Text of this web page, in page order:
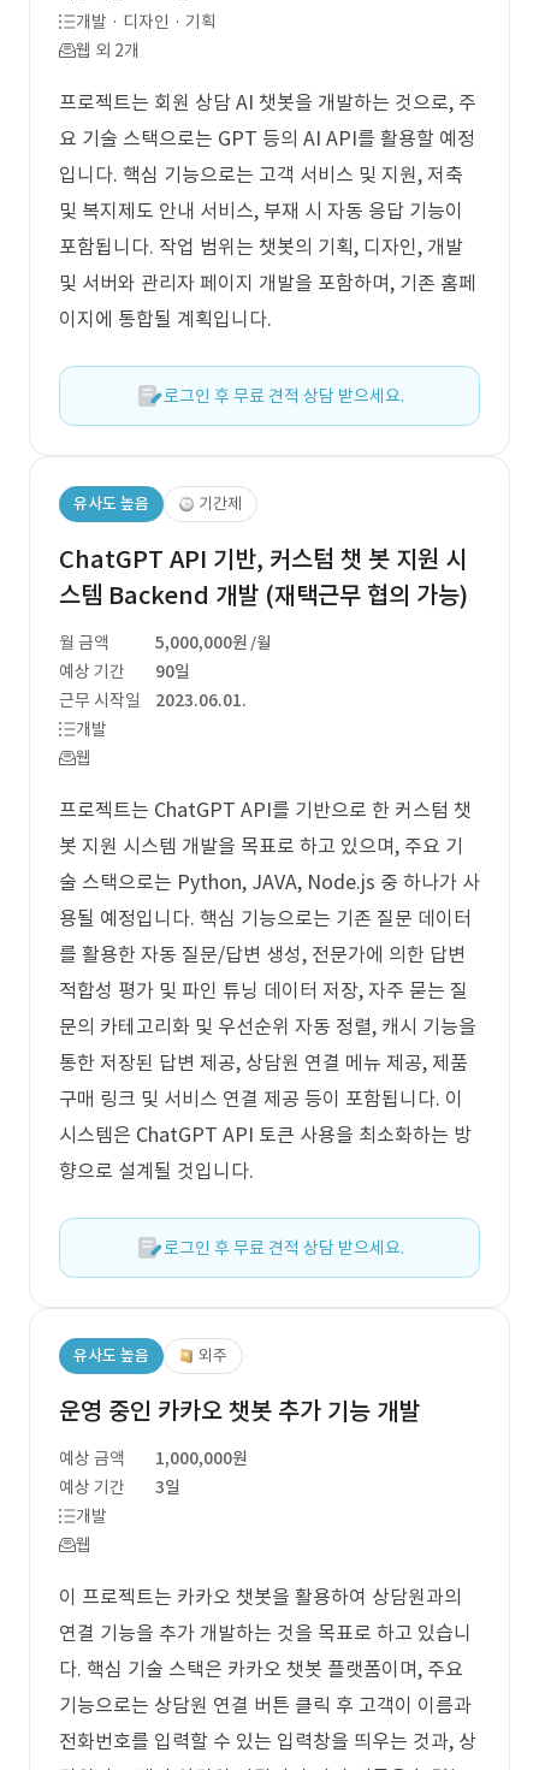
개발 · 디자인 · 기획
웹 외 2개
프로젝트는 회원 상담 AI 챗봇을 개발하는 것으로, 주
요 기술 스택으로는 GPT 등의 AI API를 활용할 예정
입니다. 핵심 기능으로는 고객 서비스 및 지원, 저축
및 복지제도 안내 서비스, 부재 시 자동 응답 기능이
포함됩니다. 작업 범위는 챗봇의 기획, 디자인, 개발
및 서버와 관리자 페이지 개발을 포함하며, 기존 홈페
이지에 통합될 계획입니다.
로그인 후 무료 견적 상담 받으세요.
유사도 높음 기간제
ChatGPT API 기반, 커스텀 챗 봇 지원 시
스템 Backend 개발 (재택근무 협의 가능)
월 금액 5,000,000원 /월
예상 기간
90일
근무 시작일
2023.06.01.
개발
웹
프로젝트는 ChatGPT API를 기반으로 한 커스텀 챗
봇 지원 시스템 개발을 목표로 하고 있으며, 주요 기
술 스택으로는 Python, JAVA, Node.js 중 하나가 사
용될 예정입니다. 핵심 기능으로는 기존 질문 데이터
를 활용한 자동 질문/답변 생성, 전문가에 의한 답변
적합성 평가 및 파인 튜닝 데이터 저장, 자주 묻는 질
문의 카테고리화 및 우선순위 자동 정렬, 캐시 기능을
통한 저장된 답변 제공, 상담원 연결 메뉴 제공, 제품
구매 링크 및 서비스 연결 제공 등이 포함됩니다. 이
시스템은 ChatGPT API 토큰 사용을 최소화하는 방
향으로 설계될 것입니다.
로그인 후 무료 견적 상담 받으세요.
유사도 높음 외주
운영 중인 카카오 챗봇 추가 기능 개발
예상 금액
1,000,000원
예상 기간
3일
개발
웹
이 프로젝트는 카카오 챗봇을 활용하여 상담원과의
연결 기능을 추가 개발하는 것을 목표로 하고 있습니
다. 핵심 기술 스택은 카카오 챗봇 플랫폼이며, 주요
기능으로는 상담원 연결 버튼 클릭 후 고객이 이름과
전화번호를 입력할 수 있는 입력창을 띄우는 것과, 상